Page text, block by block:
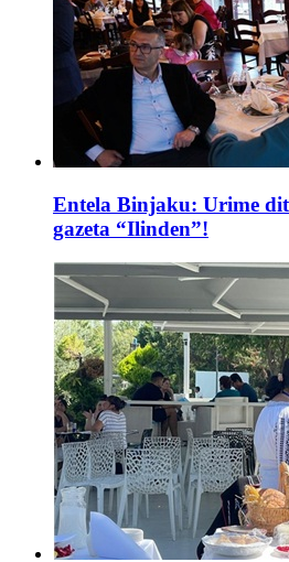
Entela Binjaku: Urime
gazeta “Ilinden”!